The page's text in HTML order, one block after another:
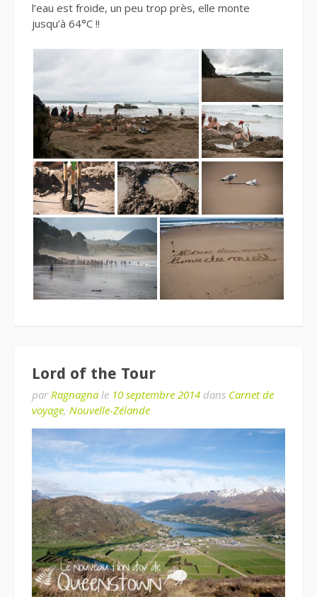
l’eau est froide, un peu trop près, elle monte
jusqu’à 64°C !!
Lord of the Tour
par Ragnagna le 10 septembre 2014 dans Carnet de
voyage, Nouvelle-Zélande